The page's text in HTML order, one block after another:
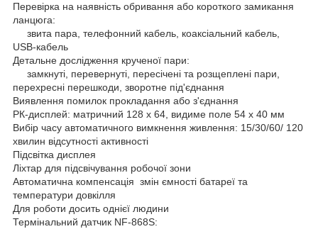
Перевірка на наявність обривання або короткого замикання
ланцюга:
звита пара, телефонний кабель, коаксіальний кабель,
USB-кабель
Детальне дослідження крученої пари:
замкнуті, перевернуті, пересічені та розщеплені пари,
перехресні перешкоди, зворотне під'єднання
Виявлення помилок прокладання або з'єднання
РК-дисплей: матричний 128 х 64, видиме поле 54 х 40 мм
Вибір часу автоматичного вимкнення живлення: 15/30/60/ 120
хвилин відсутності активності
Підсвітка дисплея
Ліхтар для підсвічування робочої зони
Автоматична компенсація змін ємності батареї та
температури довкілля
Для роботи досить однієї людини
Термінальний датчик NF-868S: